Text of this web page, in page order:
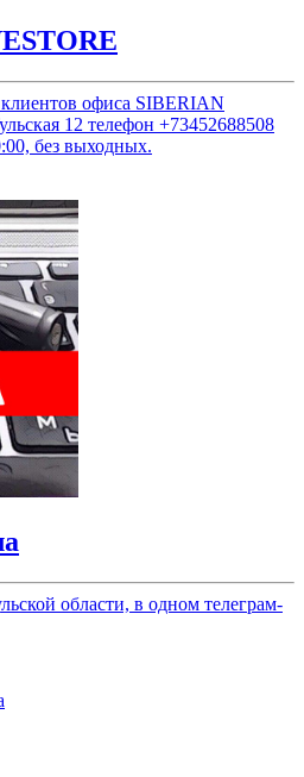
офиса SIBERIAN
12 телефон +73452688508
без выходных.
области, в одном телеграм-